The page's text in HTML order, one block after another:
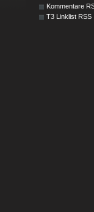
Kommentare
T3 Linklist RSS